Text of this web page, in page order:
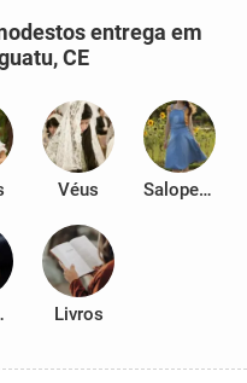
entrega em
CE
Véus Salopetes
Livros